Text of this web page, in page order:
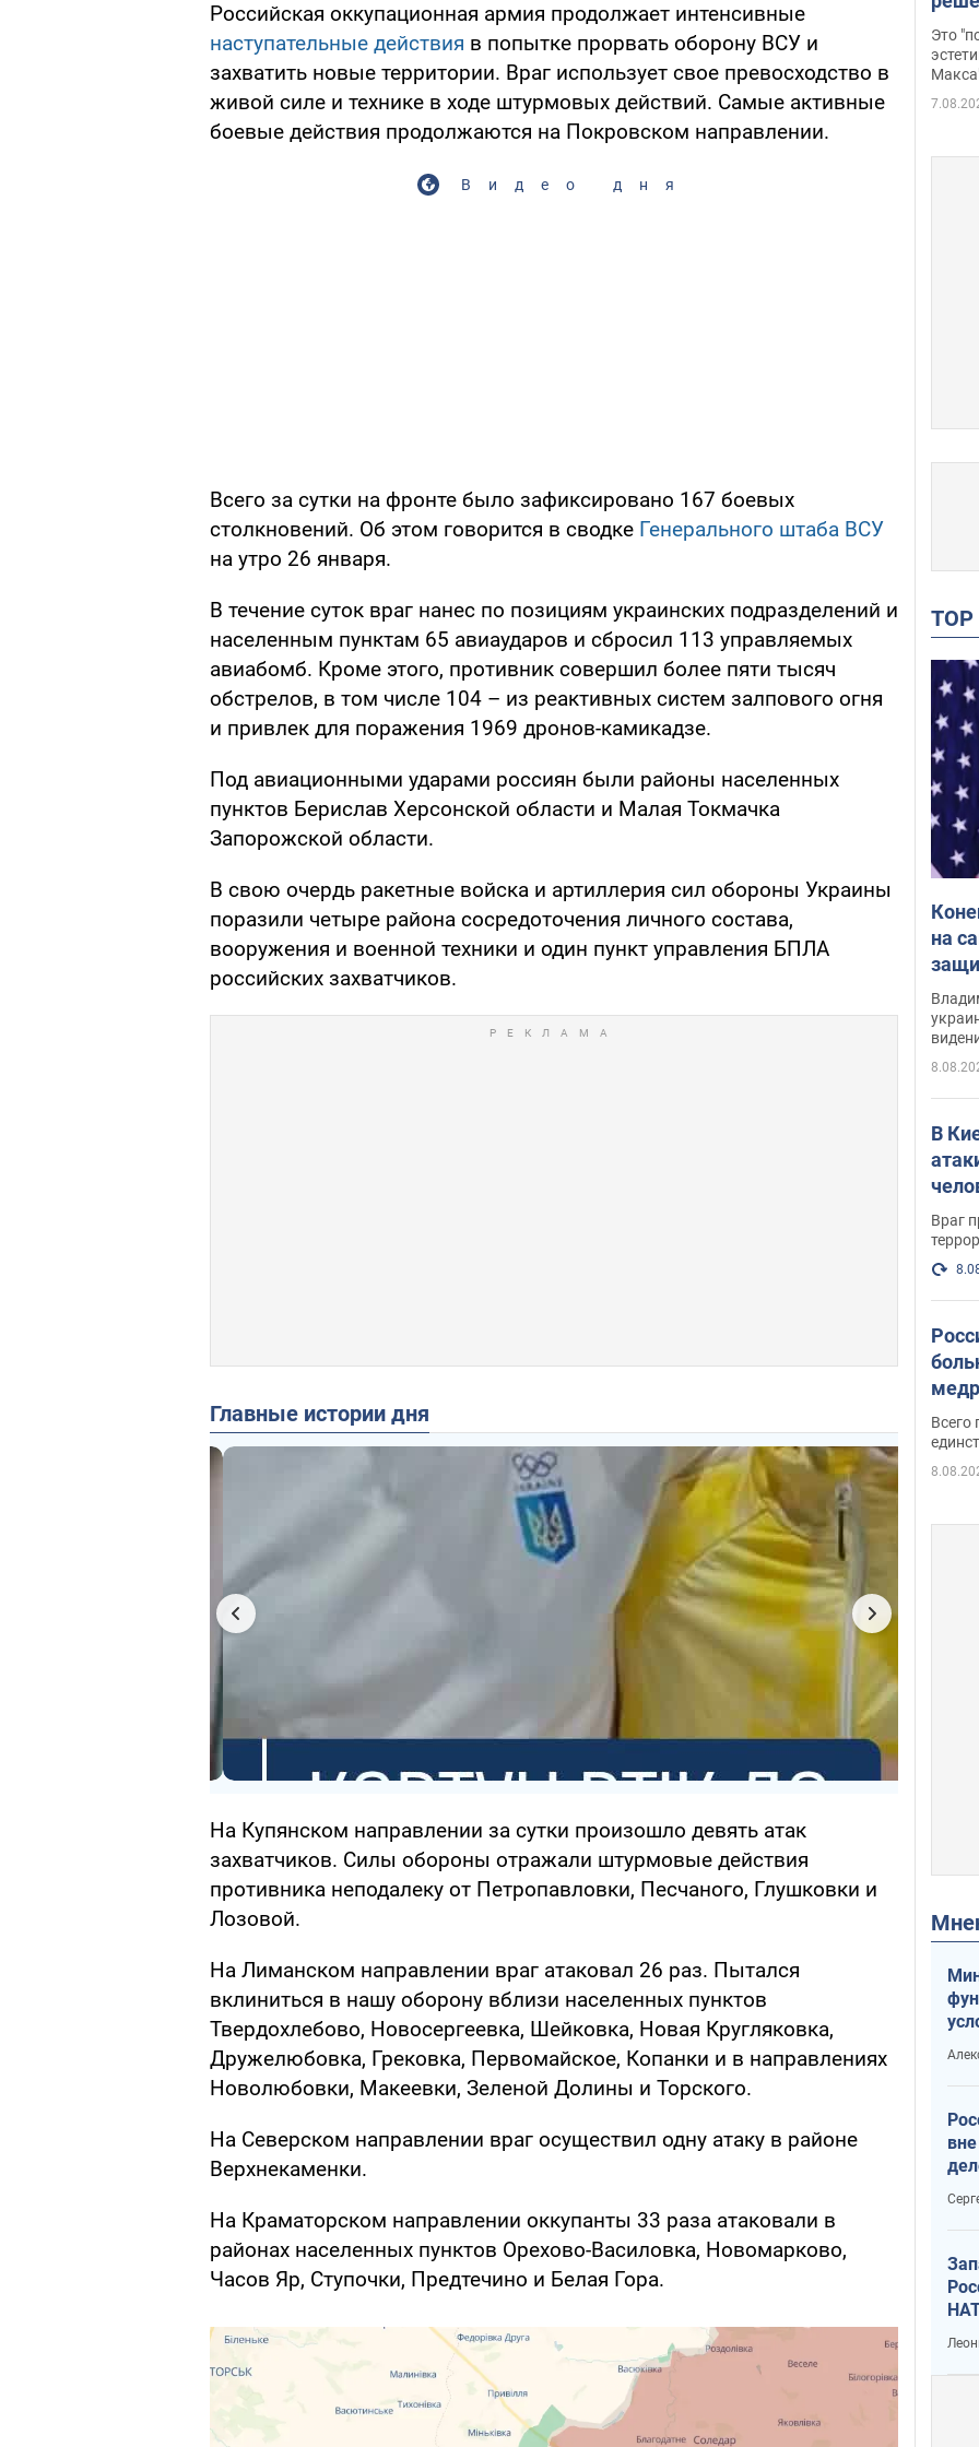
Российская оккупационная армия продолжает интенсивные
наступательные действия в попытке прорвать оборону ВСУ и
захватить новые территории. Враг использует свое превосходство в
живой силе и технике в ходе штурмовых действий. Самые активные
боевые действия продолжаются на Покровском направлении.
Видео дня
Всего за сутки на фронте было зафиксировано 167 боевых
столкновений. Об этом говорится в сводке Генерального штаба ВСУ
на утро 26 января.
В течение суток враг нанес по позициям украинских подразделений и
населенным пунктам 65 авиаударов и сбросил 113 управляемых
авиабомб. Кроме этого, противник совершил более пяти тысяч
обстрелов, в том числе 104 – из реактивных систем залпового огня
и привлек для поражения 1969 дронов-камикадзе.
Под авиационными ударами россиян были районы населенных
пунктов Берислав Херсонской области и Малая Токмачка
Запорожской области.
В свою очердь ракетные войска и артиллерия сил обороны Украины
поразили четыре района сосредоточения личного состава,
вооружения и военной техники и один пункт управления БПЛА
российских захватчиков.
Главные истории дня
На Купянском направлении за сутки произошло девять атак
захватчиков. Силы обороны отражали штурмовые действия
противника неподалеку от Петропавловки, Песчаного, Глушковки и
Лозовой.
На Лиманском направлении враг атаковал 26 раз. Пытался
вклиниться в нашу оборону вблизи населенных пунктов
Твердохлебово, Новосергеевка, Шейковка, Новая Кругляковка,
Дружелюбовка, Грековка, Первомайское, Копанки и в направлениях
Новолюбовки, Макеевки, Зеленой Долины и Торского.
На Северском направлении враг осуществил одну атаку в районе
Верхнекаменки.
На Краматорском направлении оккупанты 33 раза атаковали в
районах населенных пунктов Орехово-Василовка, Новомарково,
Часов Яр, Ступочки, Предтечино и Белая Гора.
Это
на
В
Враг
Всего